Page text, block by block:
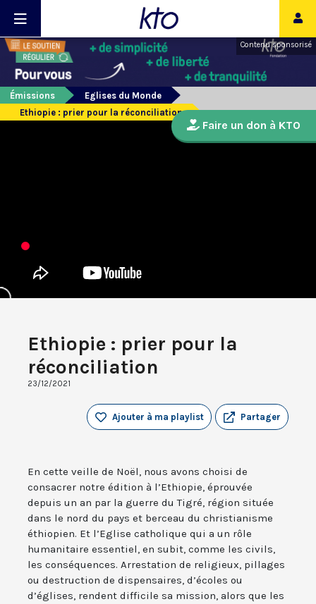
Contenu sponsorisé
Émissions
Eglises du Monde
Ethiopie : prier pour la réconciliation
Ethiopie : prier pour la
réconciliation
23/12/2021
Partager
Ajouter à ma playlist
En cette veille de Noël, nous avons choisi de
consacrer notre édition à l’Ethiopie, éprouvée
depuis un an par la guerre du Tigré, région située
dans le nord du pays et berceau du christianisme
éthiopien. Et l’Eglise catholique qui a un rôle
humanitaire essentiel, en subit, comme les civils,
les conséquences. Arrestation de religieux, pillages
ou destruction de dispensaires, d’écoles ou
d’églises, rendent difficile sa mission, alors que les
Faire un don à KTO